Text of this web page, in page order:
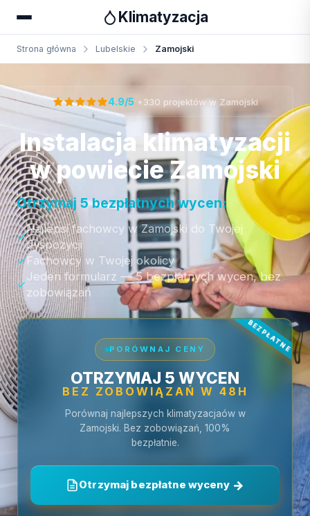
Klimatyzacja
Strona główna Lubelskie Zamojski
Otrzymaj bezpłatną wycenę
4.9/5 +330 projektów w Zamojski
Instalacja klimatyzacji
w powiecie Zamojski
Otrzymaj 5 bezpłatnych wycen:
Najlepsi fachowcy w Zamojski do Twojej
dyspozycji
Fachowcy w Twojej okolicy
Jeden formularz — 5 bezpłatnych wycen, bez
zobowiązań
PORÓWNAJ CENY
OTRZYMAJ 5 WYCEN
BEZ ZOBOWIĄZAŃ W 48H
Porównaj najlepszych klimatyzacjaów w
Zamojski. Bez zobowiązań, 100%
bezpłatnie.
Otrzymaj bezpłatne wyceny